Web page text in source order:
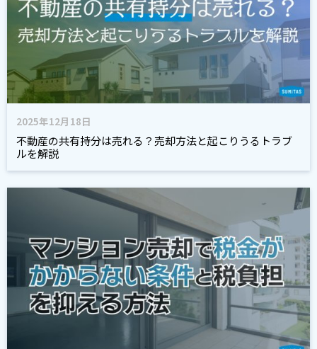
2025年12月18日
不動産の共有持分は売れる？売却方法と起こりうるトラブ
ルを解説